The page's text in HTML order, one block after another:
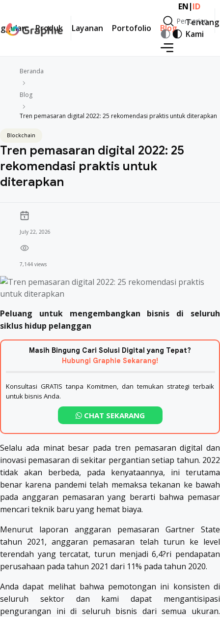
Produk Layanan Portofolio Blog
Tentang
Kami
EN|ID
Pencarian
Pencarian
Beranda
Blog
Tren pemasaran digital 2022: 25 rekomendasi praktis untuk diterapkan
Blockchain
Tren pemasaran digital 2022: 25
rekomendasi praktis untuk
diterapkan
July 22, 2026
7,144 views
Peluang untuk mengembangkan bisnis di seluruh
siklus hidup pelanggan
Masih Bingung Cari Solusi Digital yang Tepat?
Hubungi Graphie Sekarang!
Konsultasi GRATIS tanpa Komitmen, dan temukan strategi terbaik
untuk bisnis Anda.
CHAT SEKARANG
Selalu ada minat besar pada tren pemasaran digital dan
inovasi pemasaran di sekitar pergantian setiap tahun. 2022
tidak akan berbeda, pada kenyataannya, ini terutama
benar karena pandemi telah memaksa tekanan ke bawah
pada anggaran pemasaran yang berarti bahwa pemasar
mencari teknik baru yang hemat biaya.
Menurut laporan anggaran pemasaran Gartner State
tahun 2021, anggaran pemasaran telah turun ke level
terendah yang tercatat, turun menjadi 6,4?ri pendapatan
perusahaan pada tahun 2021 dari 11% pada tahun 2020.
Anda dapat melihat bahwa pemotongan ini konsisten di
seluruh sektor dan kami dapat mengantisipasi
pengurangan ini di seluruh bisnis dari semua ukuran.